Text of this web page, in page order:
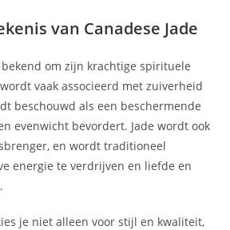
van Canadese Jade
bekend om zijn krachtige spirituele
vaak associeerd met zuiverheid
beschouwd als een beschermende
evenwicht bevordert. Jade wordt ook
en wordt traditioneel
energie te verdrijven en liefde en
je niet alleen voor stijl en kwaliteit,